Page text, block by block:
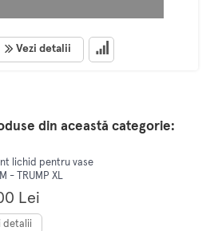
Vezi detalii
din această categorie:
lichid pentru vase
- TRUMP XL
5L
Lei
detalii